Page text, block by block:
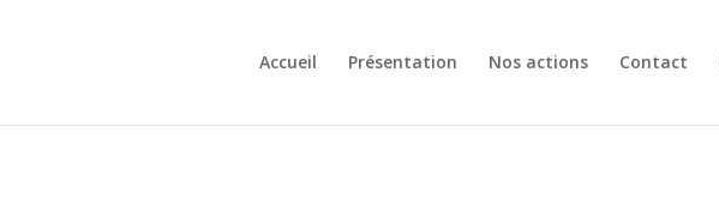
Accueil Présentation Nos actions Contact